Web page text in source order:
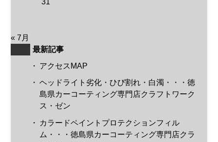
« 7月
最新記事
・ アクセスMAP
・ ヘッドライト劣化・ひび割れ・白濁・・・徳
島県カーコーティング専門店クラフトワーク
ス・ゼン
・
カラードペイントプロテクションフィル
ム・・・徳島県カーコーティング専門店クラ